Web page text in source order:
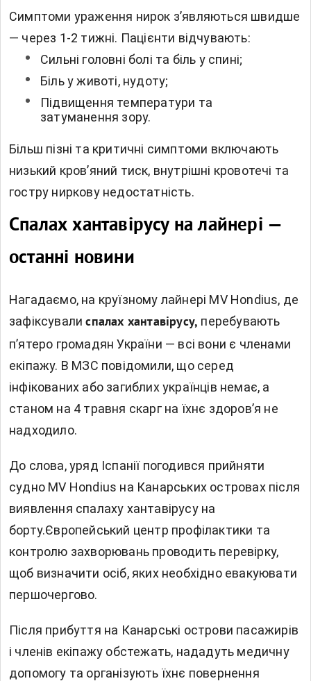
Симптоми ураження нирок з’являються швидше
— через 1-2 тижні. Пацієнти відчувають:
Сильні головні болі та біль у спині;
Біль у животі, нудоту;
Підвищення температури та
затуманення зору.
Більш пізні та критичні симптоми включають
низький кров’яний тиск, внутрішні кровотечі та
гостру ниркову недостатність.
Спалах хантавірусу на лайнері —
останні новини
Нагадаємо, на круїзному лайнері MV Hondius, де
зафіксували спалах хантавірусу, перебувають
п’ятеро громадян України — всі вони є членами
екіпажу. В МЗС повідомили, що серед
інфікованих або загиблих українців немає, а
станом на 4 травня скарг на їхнє здоров’я не
надходило.
До слова, уряд Іспанії погодився прийняти
судно MV Hondius на Канарських островах після
виявлення спалаху хантавірусу на
борту.Європейський центр профілактики та
контролю захворювань проводить перевірку,
щоб визначити осіб, яких необхідно евакуювати
першочергово.
Після прибуття на Канарські острови пасажирів
і членів екіпажу обстежать, нададуть медичну
допомогу та організують їхнє повернення